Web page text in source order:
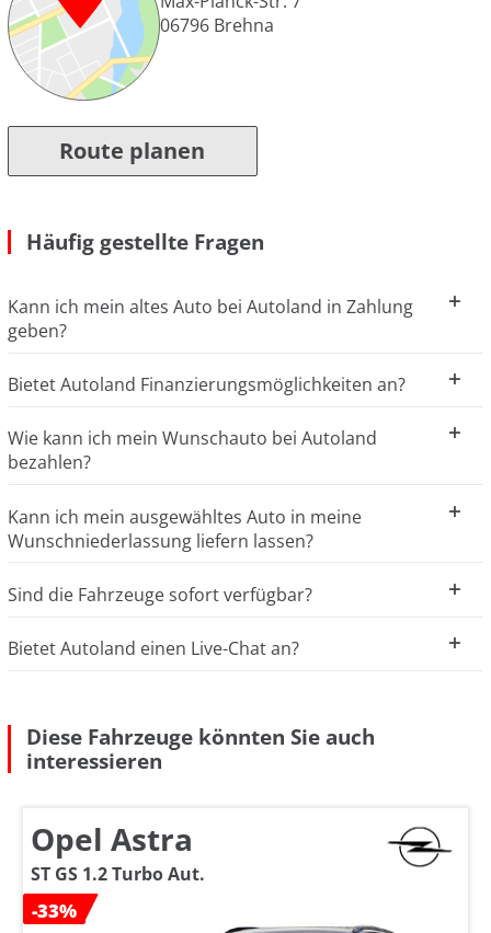
06796 Brehna
Route planen
Häufig gestellte Fragen
Kann ich mein altes Auto bei Autoland in Zahlung
geben?
Bietet Autoland Finanzierungsmöglichkeiten an?
Wie kann ich mein Wunschauto bei Autoland
bezahlen?
Kann ich mein ausgewähltes Auto in meine
Wunschniederlassung liefern lassen?
Sind die Fahrzeuge sofort verfügbar?
Bietet Autoland einen Live-Chat an?
Diese Fahrzeuge könnten Sie auch
interessieren
Opel Astra
ST GS 1.2 Turbo Aut.
-33%